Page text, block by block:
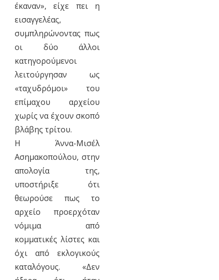
έκαναν», είχε πει η
εισαγγελέας,
συμπληρώνοντας πως
οι δύο άλλοι
κατηγορούμενοι
λειτούργησαν ως
«ταχυδρόμοι» του
επίμαχου αρχείου
χωρίς να έχουν σκοπό
βλάβης τρίτου.
Η Άννα-Μισέλ
Ασημακοπούλου, στην
απολογία της,
υποστήριξε ότι
θεωρούσε πως το
αρχείο προερχόταν
νόμιμα από
κομματικές λίστες και
όχι από εκλογικούς
καταλόγους. «Δεν